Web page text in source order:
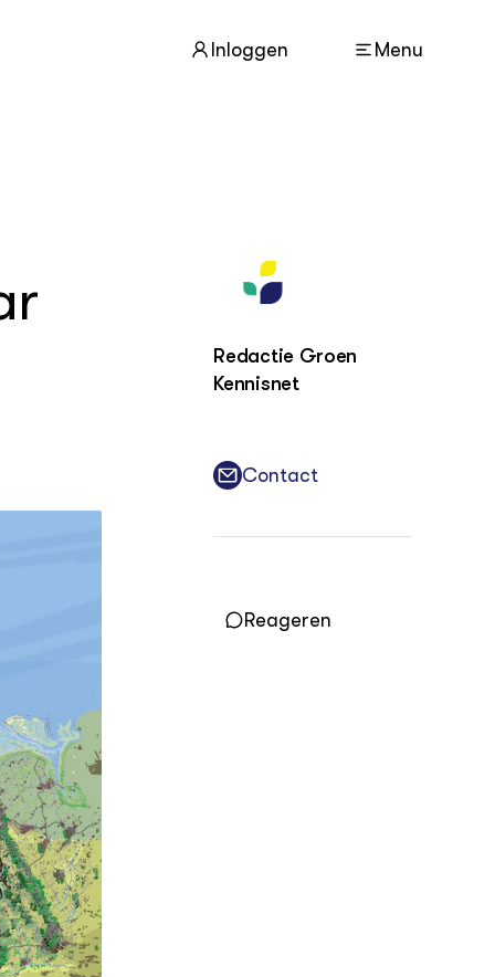
Inloggen Menu
Wiki Groen Kennisnet
Contact
ENGLISH
Search the Knowledge base
Redactie Groen
Kennisnet
Contact
Reageren